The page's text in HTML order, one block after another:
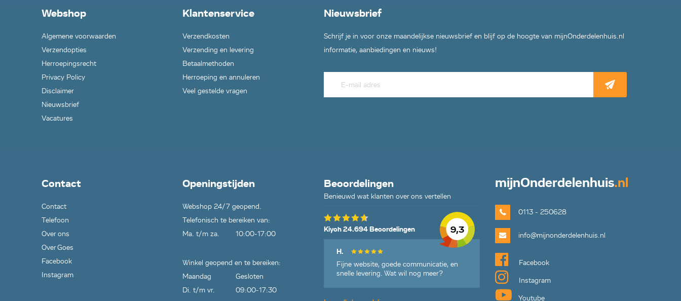
Webshop
Algemene voorwaarden
Verzendopties
Herroepingsrecht
Privacy Policy
Disclaimer
Nieuwsbrief
Vacatures
Klantenservice
Verzendkosten
Verzending en levering
Betaalmethoden
Herroeping en annuleren
Veel gestelde vragen
Nieuwsbrief
Schrijf je in voor onze maandelijkse nieuwsbrief en blijf op de hoogte van mijnOnderdelenhuis.nl
informatie, aanbiedingen en nieuws!
Contact
Contact
Telefoon
Over ons
Over Goes
Facebook
Instagram
Openingstijden
Webshop 24/7 geopend.
Telefonisch te bereiken van:
Ma. t/m za.
10:00-17:00
Winkel geopend en te bereiken:
Maandag
Gesloten
Di. t/m vr.
09:00-17:30
Beoordelingen
Benieuwd wat klanten over ons vertellen
9,3
Kiyoh 24.694 Beoordelingen
H.
Fijne website, goede communicatie, en
snelle levering. Wat wil nog meer?
mijnOnderdelenhuis.nl
0113 - 250628
info@mijnonderdelenhuis.nl
Facebook
Instagram
Youtube